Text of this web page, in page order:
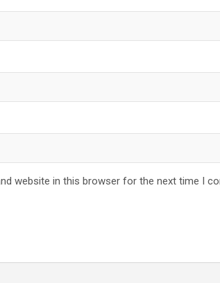
website in this browser for the next time I